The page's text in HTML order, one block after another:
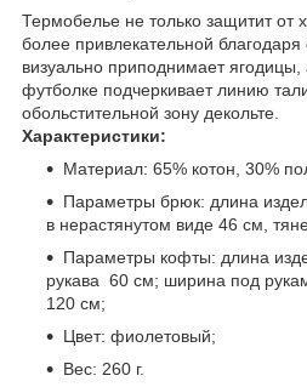
Термобелье не только защитит от
более привлекательной
визуально приподнимает
футболке подчеркивает линию
обольстительной зону декольте.
Характеристики:
Материал: 65% котон, 30%
Параметры брюк: длина
в нерастянутом виде 46 см,
Параметры кофты: длина
рукава 60 см; ширина под
120 см;
Цвет: фиолетовый;
Вес: 260 г.